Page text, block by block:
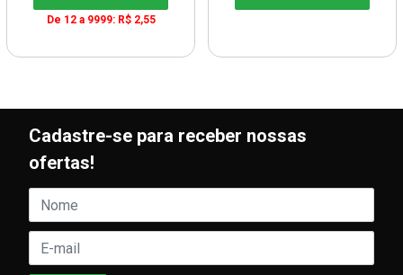
De 12 a 9999: R$ 2,55
Cadastre-se para receber nossas
ofertas!